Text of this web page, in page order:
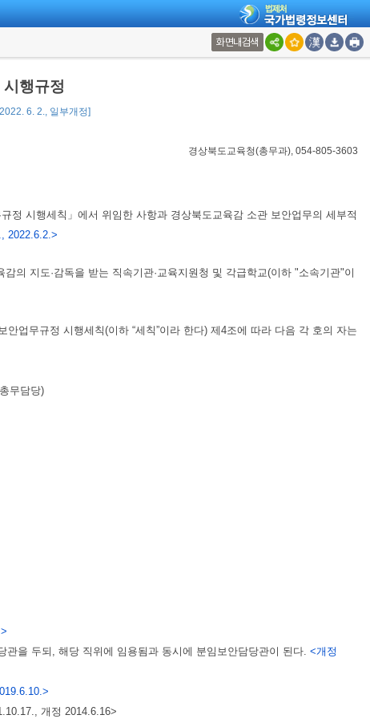
화면내검색
행규정
6. 2., 일부개정]
경상북도교육청(총무과), 054-805-3603
정 시행세칙」에서 위임한 사항과 경상북도교육감 소관 보안업무의 세부적
2022.6.2.>
의 지도·감독을 받는 직속기관·교육지원청 및 각급학교(이하 "소속기관"이
업무규정 시행세칙(이하 “세칙”이라 한다) 제4조에 따라 다음 각 호의 자는
무담당)
을 두되, 해당 직위에 임용됨과 동시에 분임보안담당관이 된다. <개정
개정 2014.6.16>